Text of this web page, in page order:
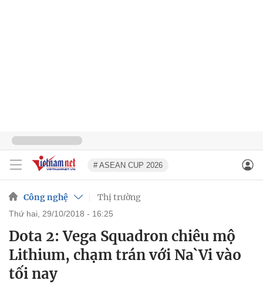
# ASEAN CUP 2026
Công nghệ Thị trường
thứ hai, 29/10/2018 - 16:25
Dota 2: Vega Squadron chiêu mộ
Lithium, chạm trán với Na`Vi vào
tối nay